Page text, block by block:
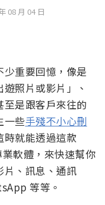
08 月 04 日
重要回憶，像是
照片或影片」、
是跟客戶來往的
一些手殘不小心刪
時就能透過這款
軟體，來快速幫你
片、訊息、通訊
等等。